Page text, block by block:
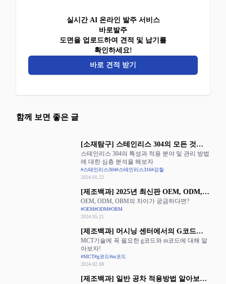
실시간 AI 온라인 발주 서비스
바로발주
도면을 업로드하여 견적 및 납기를
확인하세요!
바로 견적 받기
함께 보면 좋은 글
[소재탐구] 스테인리스 304의 모든 것을
알아보자
스테인리스 304의 특성과 적용 분야 및 관리 방법
에 대한 심층 분석을 해보자
#스테인리스304#스테인리스316#강철
2024.01.22
[제조백과] 2025년 최신판 OEM, ODM,
OBM의 장단점 완벽 정리
OEM, ODM, OBM의 차이가 궁금하다면?
#OEM#ODM#OBM
2024.05.21
[제조백과] 머시닝 센터에서의 G코드와
M코드 활용
MCT기술에 꼭 필요한 g코드와 m코드에 대해 알
아보자!
#MCT#g코드#m코드
2024.02.08
[제조백과] 일반 공차 적용방법 알아보기: